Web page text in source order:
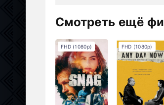
Смотреть ещё
FHD (1080p) FHD (1080p)